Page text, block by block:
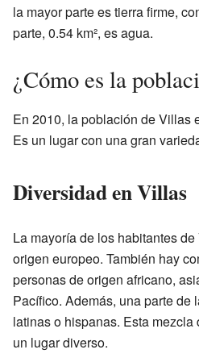
la mayor parte es tierra firme,
parte, 0.54 km², es agua.
¿Cómo es la
En 2010, la población de Villas
Es un lugar con una gran
Diversidad en Villas
La mayoría de los habitantes
origen europeo. También hay
personas de origen africano,
Pacífico. Además, una parte de
latinas o hispanas. Esta
un lugar diverso.